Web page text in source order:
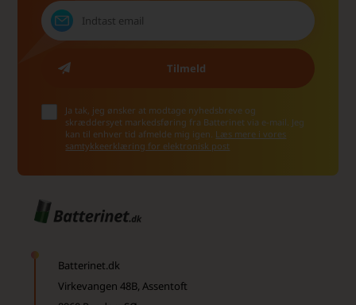
Ja tak, jeg ønsker at modtage nyhedsbreve og
skræddersyet markedsføring fra Batterinet via e-mail. Jeg
kan til enhver tid afmelde mig igen. Læs mere i vores
samtykkeerklæring for elektronisk post
Batterinet.dk
Virkevangen 48B, Assentoft